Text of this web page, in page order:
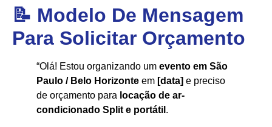
📝 Modelo De Mensagem
Para Solicitar Orçamento
“Olá! Estou organizando um evento em São
Paulo / Belo Horizonte em [data] e preciso
de orçamento para locação de ar-
condicionado Split e portátil .